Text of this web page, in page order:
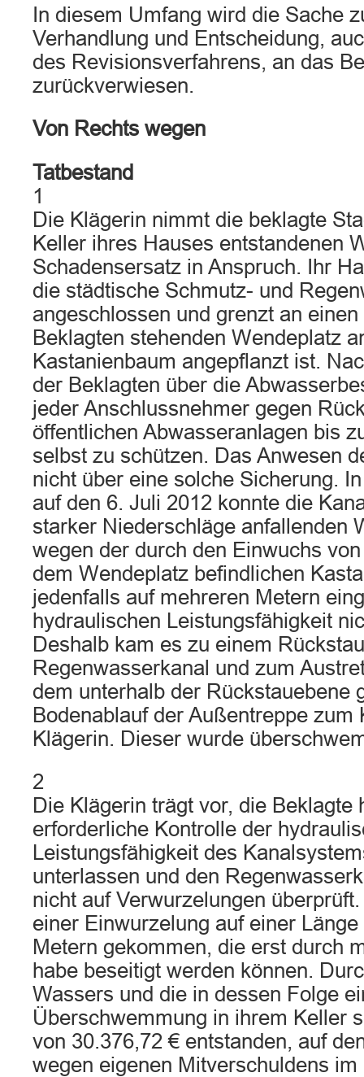
In diesem Umfang wird die Sache
Verhandlung und Entscheidung,
des Revisionsverfahrens, an das
zurückverwiesen.
Von Rechts wegen
Tatbestand
1
Die Klägerin nimmt die beklagte
Keller ihres Hauses entstandenen
Schadensersatz in Anspruch. Ihr
die städtische Schmutz- und
angeschlossen und grenzt an
Beklagten stehenden Wendeplatz
Kastanienbaum angepflanzt ist.
der Beklagten über die
jeder Anschlussnehmer gegen
öffentlichen Abwasseranlagen bis
selbst zu schützen. Das Anwesen
nicht über eine solche Sicherung.
auf den 6. Juli 2012 konnte die
starker Niederschläge anfallenden
wegen der durch den Einwuchs
dem Wendeplatz befindlichen
jedenfalls auf mehreren Metern
hydraulischen Leistungsfähigkeit
Deshalb kam es zu einem
Regenwasserkanal und zum
dem unterhalb der Rückstauebene
Bodenablauf der Außentreppe
Klägerin. Dieser wurde
2
Die Klägerin trägt vor, die Beklagte
erforderliche Kontrolle der
Leistungsfähigkeit des
unterlassen und den
nicht auf Verwurzelungen
einer Einwurzelung auf einer
Metern gekommen, die erst durch
habe beseitigt werden können.
Wassers und die in dessen Folge
Überschwemmung in ihrem Keller
von 30.376,72 € entstanden, auf
wegen eigenen Mitverschuldens